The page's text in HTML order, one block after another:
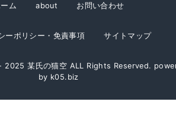
ム about お問い合わせ
ーポリシー・免責事項 サイトマップ
某氏の猫空 ALL Rights Reserved.
by k05.biz